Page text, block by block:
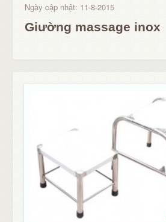
Ngày cập nhật: 11-8-2015
Giường massage inox